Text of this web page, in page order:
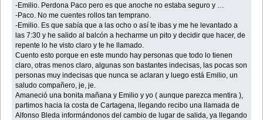
-Emilio. Perdona Paco pero es que anoche no estaba seguro y …
-Paco. No me cuentes rollos tan temprano.
-Emilio. Es que sabía que a las ocho o así te ibas y me he levantado a
las 7:30 y he salido al balcón a hecharme un pito y decidir que hacer, de
repente lo he visto claro y te he llamado.
Cuento esto porque en este mundo hay personas que todo lo tienen
claro, otras menos claro, algunas son bastantes indecisas, las pocas son
personas muy indecisas que nunca se aclaran y luego está Emilio, un
saludo compañero, je, je.
Amaneció una bonita mañana y Emilio y yo ( aunque parezca mentira ),
partimos hacia la costa de Cartagena, llegando recibo una llamada de
Alfonso Bleda informándonos del cambio de lugar de salida, ya llegando